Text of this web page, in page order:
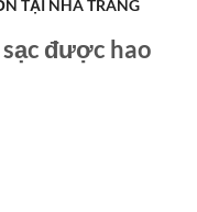
TẠI NHA TRANG
được hao